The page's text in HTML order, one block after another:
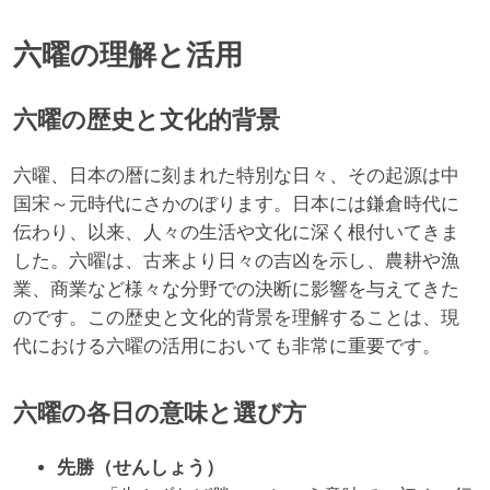
六曜の理解と活用
六曜の歴史と文化的背景
六曜、日本の暦に刻まれた特別な日々、その起源は中
国宋～元時代にさかのぼります。日本には鎌倉時代に
伝わり、以来、人々の生活や文化に深く根付いてきま
した。六曜は、古来より日々の吉凶を示し、農耕や漁
業、商業など様々な分野での決断に影響を与えてきた
のです。この歴史と文化的背景を理解することは、現
代における六曜の活用においても非常に重要です。
六曜の各日の意味と選び方
先勝（せんしょう）